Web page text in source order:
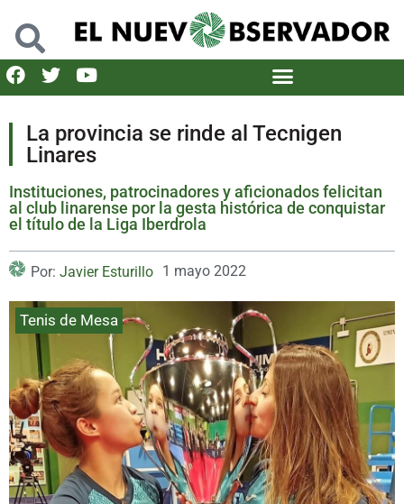
La provincia se rinde al Tecnigen
Linares
Instituciones, patrocinadores y aficionados felicitan
al club linarense por la gesta histórica de conquistar
el título de la Liga Iberdrola
Por: Javier Esturillo 1 mayo 2022
Tenis de Mesa